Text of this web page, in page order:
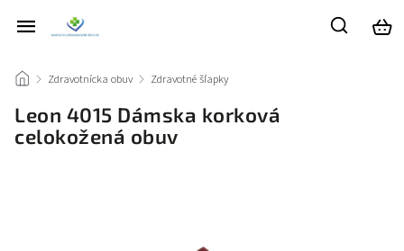
/ Zdravotnícka obuv / Zdravotné šľapky
Leon 4015 Dámska korková
celokožená obuv